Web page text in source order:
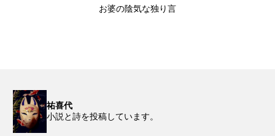
お婆の陰気な独り言
祐喜代
小説と詩を投稿しています。